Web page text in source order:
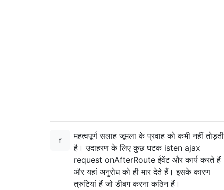
महत्वपूर्ण सलाह जूमला के प्रवाह को कभी नहीं तोड़ती
है। उदाहरण के लिए कुछ घटक isten ajax
request onAfterRoute ईवेंट और कार्य करते हैं
और यहां अनुरोध को ही मार देते हैं। इसके कारण
त्रुटियां हैं जो डीबग करना कठिन हैं।